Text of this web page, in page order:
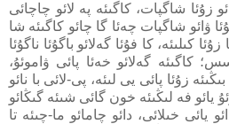
زۇئا شاگپات، كاگىئە پە لائو چاچائى
ۋائو شاگپات چەئا گا چائو كاگىئە شا
زۇئا كىلىئە، كا فۇئا گەلائو باگۇئا ناگۇئا
كاگىئە گەلائو خەئا پائى ۋاموئۇ،
زۇئا پائى يى لىئە، پى-لائى با نائو
يائو فە لىڭىئە خون گائى شىئە گىڭائو
يائى خىلائى، دائو چامائو ما-چىئە تا